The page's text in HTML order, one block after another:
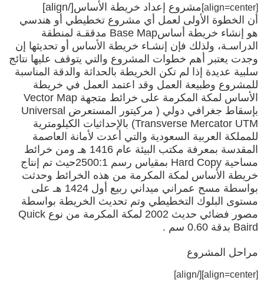
[align=center]
مشروع إعداد خريطة الأساس[/align]
أن الخطوة الأولى لعمل أي مشروع تخطيطي أو هندسي
هو إنشاء خريطة أساسBase Map مدققـة لمنطقة
الدراسـة، ولذلك فإن إنشـاء خريطة الأساس أو تحديثها إن
وجدت يعتبر أهم خطوات المشروع والتي يتوقف عليها نتائج
سلبية عديدة إذا لم تكن الخريطة بالحداثة والدقة المناسبة
للمشروع وطبيعة العمل وقد اعتمد العمل في خريطة
الأساس لمكة المكرمة على خرائط متجهة Vector Map
بإسقاط جغرافي دولي ( مركيتور المستعرض Universal
Transverse Mercator UTM) بالإحداثيات الكيلومترية
للمملكة العربية السعودية والتي أعدت لأمانة العاصمة
المقدسة بمعرفة مكتب البيئة عام 1416 هـ ومن خرائط
مساحية Hard Copy بمقياس رسم 2500:1حيث تم إنتاج
خريطة الأساس لمكة المكرمة من هذه الخرائط وحدثت
بواسطة مسح عمراني ميداني ربيع أول 1424 هـ على
مستوى البلوك التخطيطي وتم تحديث الخريطة بواسطة
مصور فضائي حديث 2002 لمكة المكرمة من نوع Quick
Baird بدقة 0.60 سم .
مراحل المشروع
[align=center]
[/align]